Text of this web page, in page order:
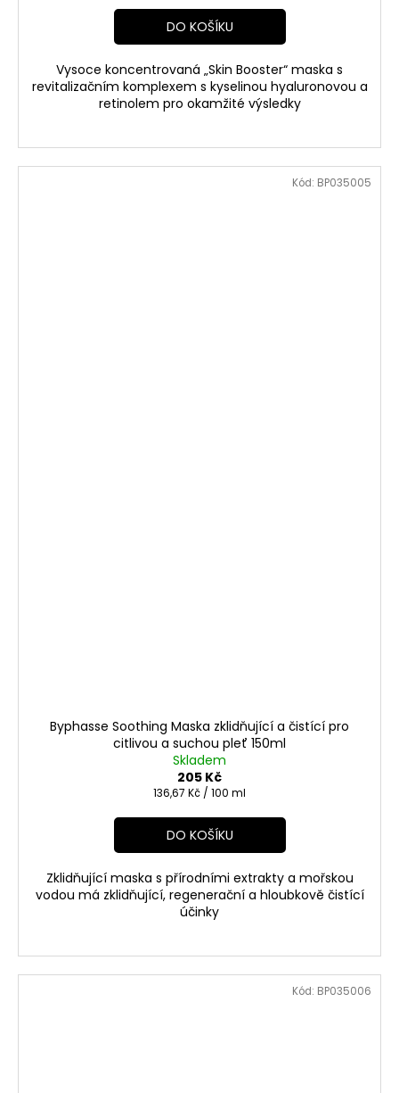
DO KOŠÍKU
Vysoce koncentrovaná „Skin Booster“ maska s
revitalizačním komplexem s kyselinou hyaluronovou a
retinolem pro okamžité výsledky
Byphasse Soothing Maska zklidňující a čistící pro
citlivou a suchou pleť 150ml
Skladem
205 Kč
Měrná
136,67 Kč / 100 ml
DO KOŠÍKU
Zklidňující maska s přírodními extrakty a mořskou
vodou má zklidňující, regenerační a hloubkově čistící
účinky
Kód: BP035005
Kód: BP035006